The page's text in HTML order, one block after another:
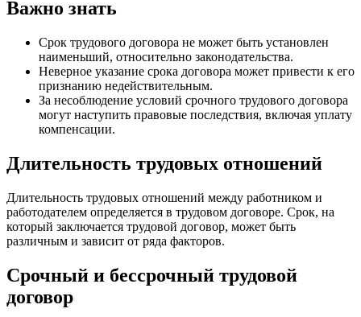
Важно знать
Срок трудового договора не может быть установлен
наименьший, относительно законодательства.
Неверное указание срока договора может привести к его
признанию недействительным.
За несоблюдение условий срочного трудового договора
могут наступить правовые последствия, включая уплату
компенсации.
Длительность трудовых отношений
Длительность трудовых отношений между работником и
работодателем определяется в трудовом договоре. Срок, на
который заключается трудовой договор, может быть
различным и зависит от ряда факторов.
Срочный и бессрочный трудовой
договор